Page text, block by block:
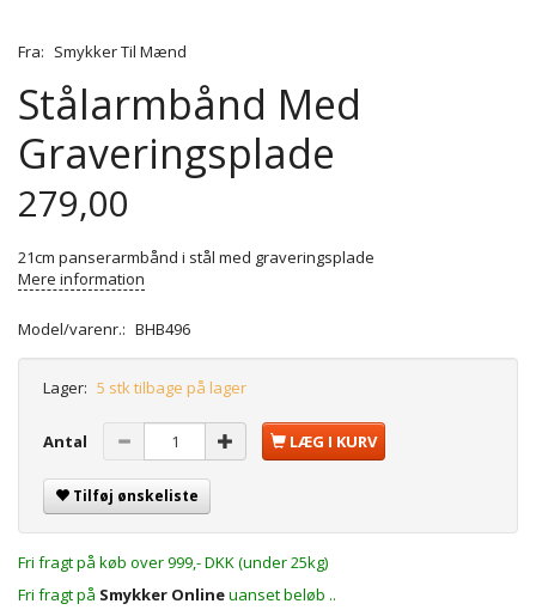
Fra: Smykker Til Mænd
Stålarmbånd Med
Graveringsplade
279,00
21cm panserarmbånd i stål med graveringsplade
Mere information
Model/varenr.: BHB496
Lager: 5 stk tilbage på lager
Antal LÆG I KURV
Tilføj ønskeliste
Fri fragt på køb over 999,- DKK (under 25kg)
Fri fragt på Smykker Onlineuanset beløb ..